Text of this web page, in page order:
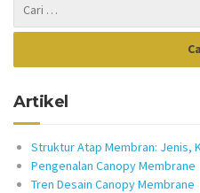
Artikel
Struktur Atap Membran: Jenis,
Pengenalan Canopy Membrane
Tren Desain Canopy Membrane